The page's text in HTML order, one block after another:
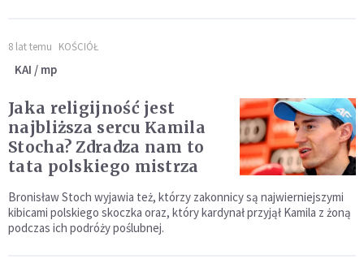
8 lat temu KOŚCIÓŁ
KAI / mp
Jaka religijność jest
najbliższa sercu Kamila
Stocha? Zdradza nam to
tata polskiego mistrza
Bronisław Stoch wyjawia też, którzy zakonnicy są najwierniejszymi
kibicami polskiego skoczka oraz, który kardynał przyjął Kamila z żoną
podczas ich podróży poślubnej.